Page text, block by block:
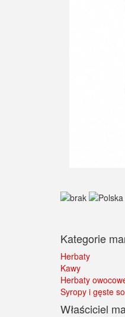
Kategorie
Herbaty
Kawy
Herbaty
Syropy i gęste
Właściciel